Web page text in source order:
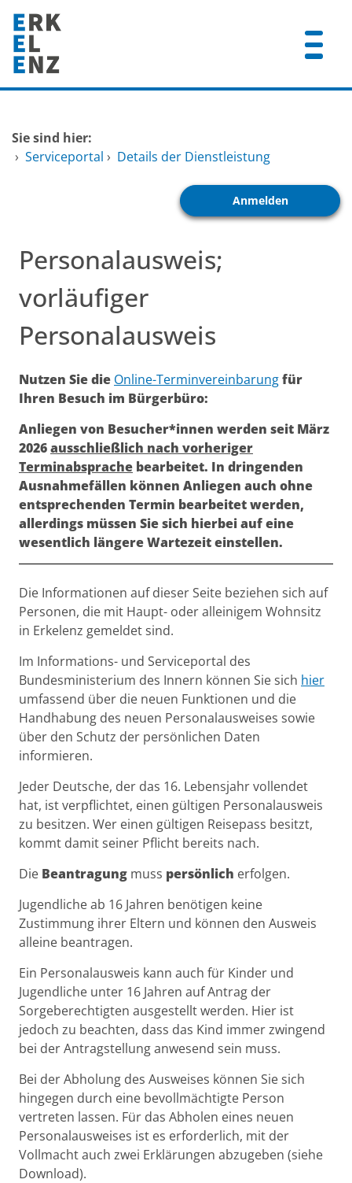
Zum Hauptinhalt springen
Dienstleistungen A-Z
Sie sind hier:
› Serviceportal › Details der Dienstleistung
Anmelden
Personalausweis;
vorläufiger
Personalausweis
Kurzbeschreibung
Nutzen Sie die Online-Terminvereinbarungfür
Ihren Besuch im Bürgerbüro:
Anliegen von Besucher*innen werden seit März
2026ausschließlich nach vorheriger
Terminabsprache bearbeitet. In dringenden
Ausnahmefällen können Anliegen auch ohne
entsprechenden Termin bearbeitet werden,
allerdings müssen Sie sich hierbei auf eine
wesentlich längere Wartezeit einstellen.
Beschreibung
Die Informationen auf dieser Seite beziehen sich auf
Personen, die mit Haupt- oder alleinigem Wohnsitz
in Erkelenz gemeldet sind.
Im Informations- und Serviceportal des
Bundesministerium des Innern können Sie sich hier
umfassend über die neuen Funktionen und die
Handhabung des neuen Personalausweises sowie
über den Schutz der persönlichen Daten
informieren.
Jeder Deutsche, der das 16. Lebensjahr vollendet
hat, ist verpflichtet, einen gültigen Personalausweis
zu besitzen. Wer einen gültigen Reisepass besitzt,
kommt damit seiner Pflicht bereits nach.
Die Beantragung muss persönlich erfolgen.
Jugendliche ab 16 Jahren benötigen keine
Zustimmung ihrer Eltern und können den Ausweis
alleine beantragen.
Ein Personalausweis kann auch für Kinder und
Jugendliche unter 16 Jahren auf Antrag der
Sorgeberechtigten ausgestellt werden. Hier ist
jedoch zu beachten, dass das Kind immer zwingend
bei der Antragstellung anwesend sein muss.
Bei der Abholung des Ausweises können Sie sich
hingegen durch eine bevollmächtigte Person
vertreten lassen. Für das Abholen eines neuen
Personalausweises ist es erforderlich, mit der
Vollmacht auch zwei Erklärungen abzugeben (siehe
Download).